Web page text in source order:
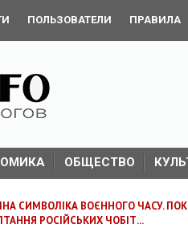
ПОЛЬЗОВАТЕЛИ ПРАВИЛА
ОБЩЕСТВО
СИМВОЛІКА ВОЄННОГО ЧАСУ.
РОСІЙСЬКИХ ЧОБІТ...